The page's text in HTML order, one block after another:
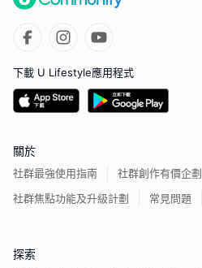
下載 U Lifestyle應用程式
關於
社群最強使用指南
社群創作有價企劃
社群焦點功能及升級計劃
常見問題
探索